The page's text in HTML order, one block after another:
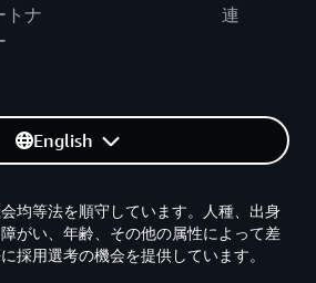
トナ
連
English
均等法を順守しています。人種、出身
がい、年齢、その他の属性によって差
採用選考の機会を提供しています。